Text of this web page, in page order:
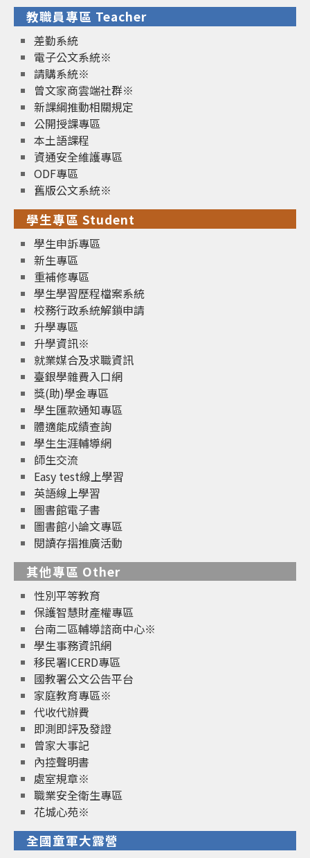
教職員專區 Teacher
差勤系統
電子公文系統※
請購系統※
曾文家商雲端社群※
新課綱推動相關規定
公開授課專區
本土語課程
資通安全維護專區
ODF專區
舊版公文系統※
學生專區 Student
學生申訴專區
新生專區
重補修專區
學生學習歷程檔案系統
校務行政系統解鎖申請
升學專區
升學資訊※
就業媒合及求職資訊
臺銀學雜費入口網
獎(助)學金專區
學生匯款通知專區
體適能成績查詢
學生生涯輔導網
師生交流
Easy test線上學習
英語線上學習
圖書館電子書
圖書館小論文專區
閱讀存摺推廣活動
其他專區 Other
性別平等教育
保護智慧財產權專區
台南二區輔導諮商中心※
學生事務資訊網
移民署ICERD專區
國教署公文公告平台
家庭教育專區※
代收代辦費
即測即評及發證
曾家大事記
內控聲明書
處室規章※
職業安全衛生專區
花城心苑※
全國童軍大露營